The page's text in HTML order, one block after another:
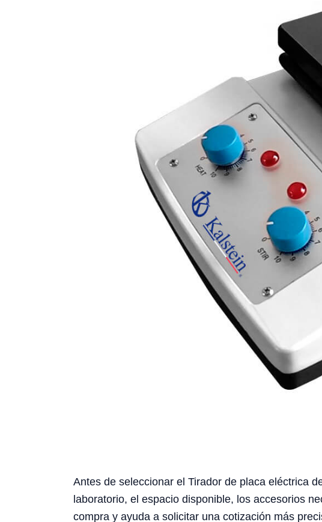
Antes de seleccionar el Tirador de placa eléctrica
laboratorio, el espacio disponible, los accesorios
compra y ayuda a solicitar una cotización más